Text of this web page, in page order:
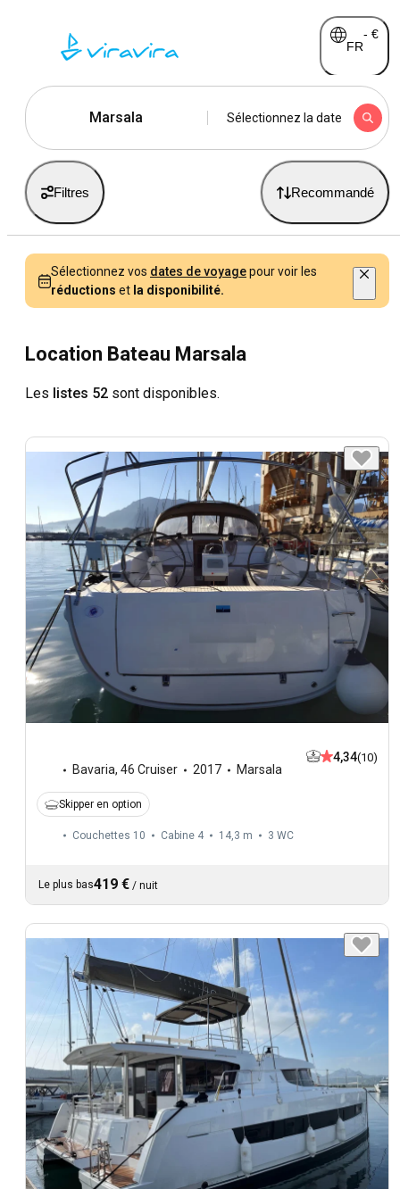
FR
- €
Marsala Sélectionnez la date
Filtres Recommandé
Sélectionnez vos dates de voyagepour voir les
réductions et la disponibilité.
Location Bateau Marsala
Les listes 52 sont disponibles.
Bavaria, 46 Cruiser 2017 Marsala
4,34(10)
Skipper en option
Couchettes 10 Cabine 4 14,3 m 3 WC
Le plus bas419 € / nuit